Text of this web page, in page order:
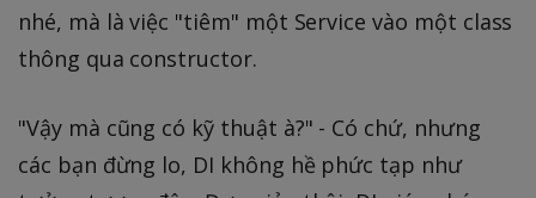
nhé, mà là việc "tiêm" một Service vào một class
thông qua constructor.
"Vậy mà cũng có kỹ thuật à?" - Có chứ, nhưng
các bạn đừng lo, DI không hề phức tạp như